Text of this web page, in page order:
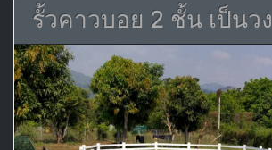
รั้วคาวบอย 2 ชั้น เป็นวง